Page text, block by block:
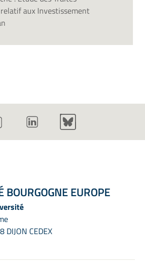
aux Investissement
BOURGOGNE EUROPE
CEDEX